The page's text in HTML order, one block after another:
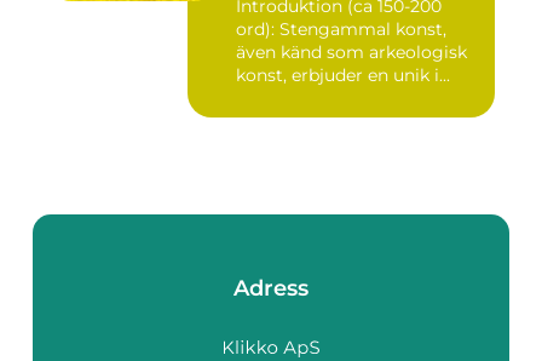
Introduktion (ca 150-200
ord): Stengammal konst,
även känd som arkeologisk
konst, erbjuder en unik i...
Adress